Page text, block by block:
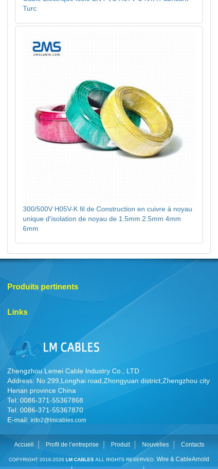
Turc
300/500V H05V-K fil de Construction en cuivre à noyau
unique d'isolation de noyau de 1.5mm 2.5mm 4mm
6mm
Produits pertinents
Links
Zhengzhou Lemei Cable Industry Co., LTD
Address: No.299,Longhai road,Zhongyuan district,Zhengzhou city
Henan province China
Tel: 0086-371-55367868
Tel: 0086-371-55367870
E-mail: info2@lmcables.com
Accueil Profil de l’entreprise Produit Nouvelles Contacts
COPYRIGHT 2016-2026 LM CABLES ALL RIGHTS RESERVED. Wire & CableArnold